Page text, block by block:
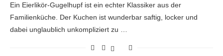
Ein Eierlikör-Gugelhupf ist ein echter Klassiker aus der
Familienküche. Der Kuchen ist wunderbar saftig, locker und
dabei unglaublich unkompliziert zu …